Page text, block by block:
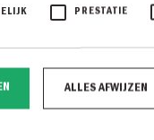
PRESTATIE
ALLES AFWIJZEN